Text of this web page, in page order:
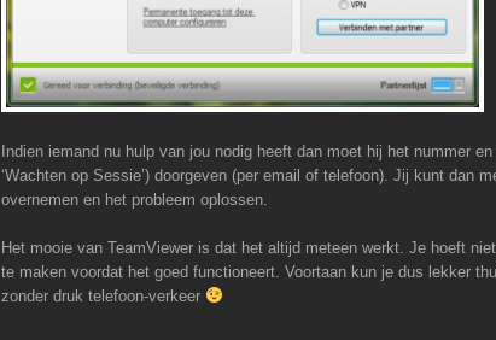
Indien iemand nu hulp van jou nodig heeft dan moet hij het nummer
‘Wachten op Sessie’) doorgeven (per email of telefoon). Jij kunt dan
overnemen en het probleem oplossen.
Het mooie van TeamViewer is dat het altijd meteen werkt. Je hoeft
te maken voordat het goed functioneert. Voortaan kun je dus lekker
zonder druk telefoon-verkeer